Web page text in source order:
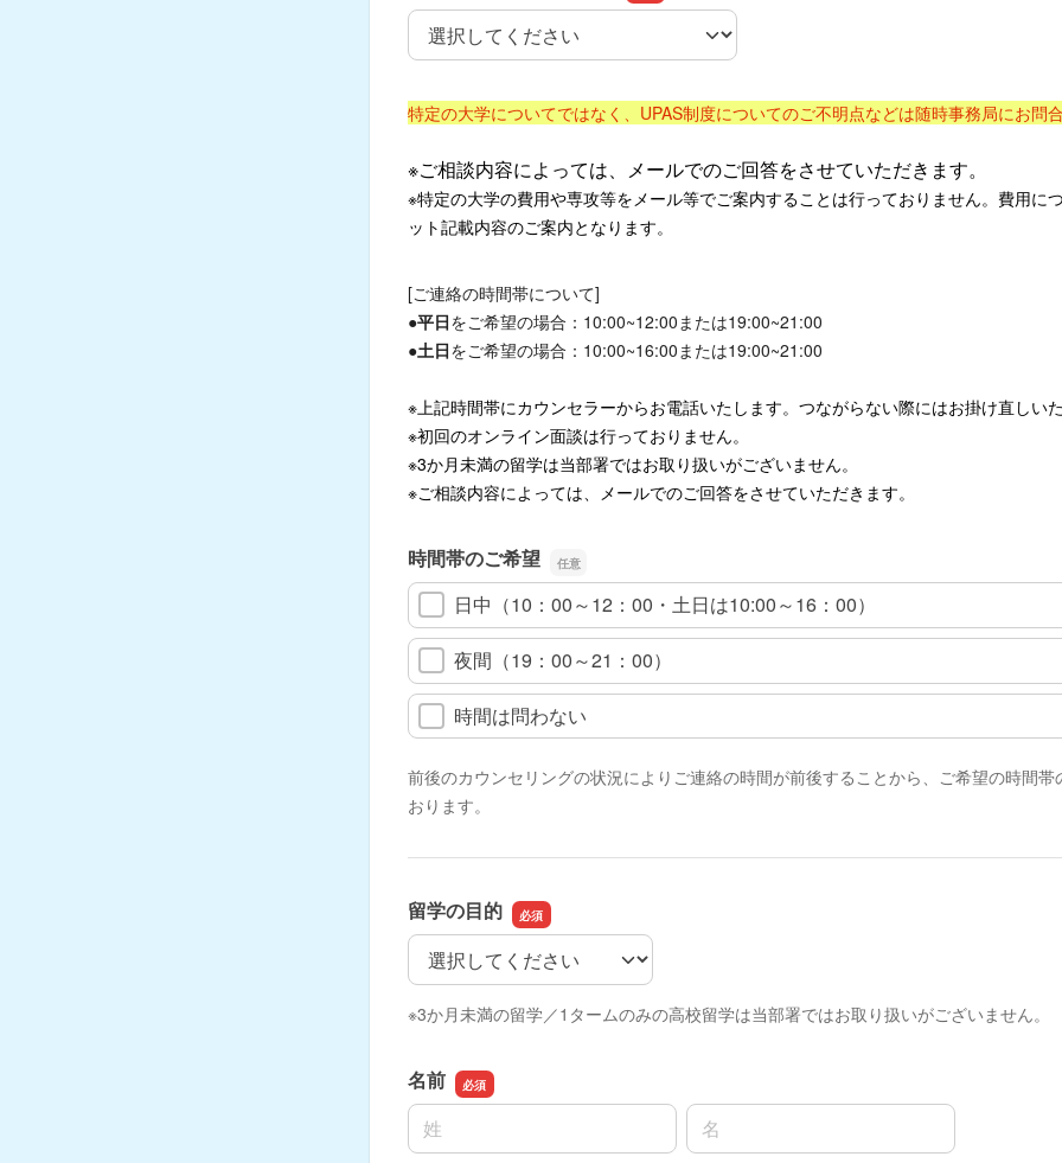
相談希望日（第二希望）
特定の大学についてではなく、UPAS制度についてのご不明点などは随時事務局にお問合
※ご相談内容によっては、メールでのご回答をさせていただきます。
※特定の大学の費用や専攻等をメール等でご案内することは行っておりません。費用に
ット記載内容のご案内となります。
[ご連絡の時間帯について]
●平日をご希望の場合：10:00~12:00または19:00~21:00
●土日をご希望の場合：10:00~16:00または19:00~21:00
※上記時間帯にカウンセラーからお電話いたします。つながらない際にはお掛け直しいた
※初回のオンライン面談は行っておりません。
※3か月未満の留学は当部署ではお取り扱いがございません。
※ご相談内容によっては、メールでのご回答をさせていただきます。
時間帯のご希望
日中（10：00～12：00・土日は10:00～16：00）
夜間（19：00～21：00）
時間は問わない
前後のカウンセリングの状況によりご連絡の時間が前後することから、ご希望の時間帯
おります。
留学の目的
留学の目的
※3か月未満の留学／1タームのみの高校留学は当部署ではお取り扱いがございません。
名前
名前の姓
名前の名